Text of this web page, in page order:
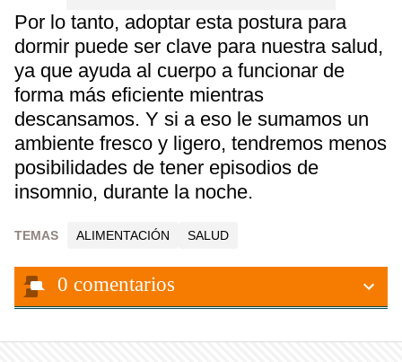
Por lo tanto, adoptar esta postura para
dormir puede ser clave para nuestra salud,
ya que ayuda al cuerpo a funcionar de
forma más eficiente mientras
descansamos. Y si a eso le sumamos un
ambiente fresco y ligero, tendremos menos
posibilidades de tener episodios de
insomnio, durante la noche.
TEMAS ALIMENTACIÓN SALUD
0 comentarios